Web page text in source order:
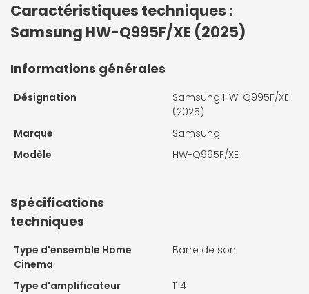
Caractéristiques techniques :
Samsung HW-Q995F/XE (2025)
Informations générales
Désignation
Samsung HW-Q995F/XE
(2025)
Marque
Samsung
Modèle
HW-Q995F/XE
Spécifications
techniques
Type d'ensemble Home
Cinema
Barre de son
Type d'amplificateur
11.4